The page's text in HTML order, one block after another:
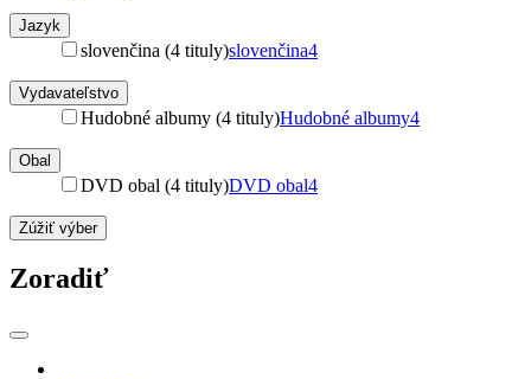
Jazyk
slovenčina (4 tituly)slovenčina4
Vydavateľstvo
Hudobné albumy (4 tituly)Hudobné albumy4
Obal
DVD obal (4 tituly)DVD obal4
Zúžiť výber
Zoradiť